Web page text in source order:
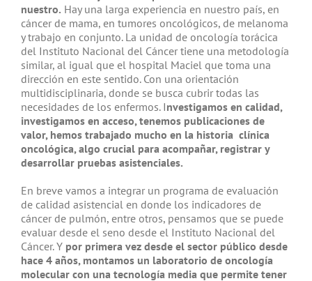
nuestro. Hay una larga experiencia en nuestro país, en
cáncer de mama, en tumores oncológicos, de melanoma
y trabajo en conjunto. La unidad de oncología torácica
del Instituto Nacional del Cáncer tiene una metodología
similar, al igual que el hospital Maciel que toma una
dirección en este sentido. Con una orientación
multidisciplinaria, donde se busca cubrir todas las
necesidades de los enfermos. Investigamos en calidad,
investigamos en acceso, tenemos publicaciones de
valor, hemos trabajado mucho en la historia clínica
oncológica, algo crucial para acompañar, registrar y
desarrollar pruebas asistenciales.
En breve vamos a integrar un programa de evaluación
de calidad asistencial en donde los indicadores de
cáncer de pulmón, entre otros, pensamos que se puede
evaluar desde el seno desde el Instituto Nacional del
Cáncer. Y por primera vez desde el sector público desde
hace 4 años, montamos un laboratorio de oncología
molecular con una tecnología media que permite tener